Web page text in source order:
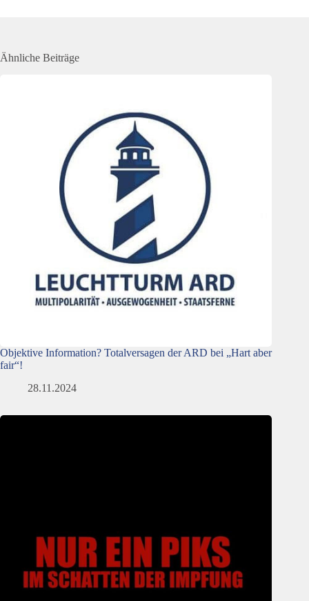
Ähnliche Beiträge
Objektive Information? Totalversagen der ARD bei „Hart aber
fair“!
28.11.2024